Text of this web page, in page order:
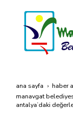
ana sayfa
haber
manavgat
antalya’daki̇